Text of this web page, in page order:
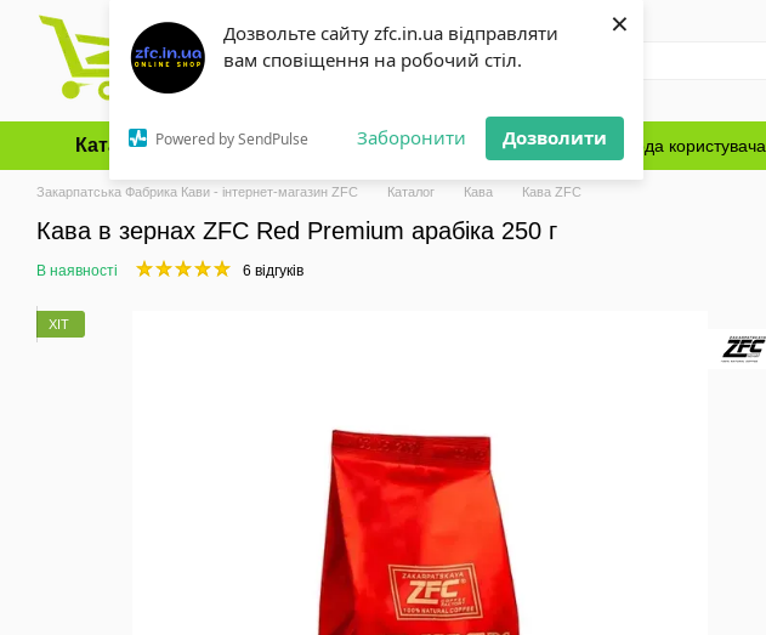
Дозвольте сайту zfc.in.ua відправляти
вам сповіщення на робочий стіл.
Powered by SendPulse Заборонити Дозволити
×
Перейти до основного контенту
Каталог Оплата і доставка Обмін та повернення Блог Угода користувача
Закарпатська Фабрика Кави - інтернет-магазин ZFC Каталог Кава Кава ZFC
Кава в зернах ZFC Red Premium арабіка 250 г
В наявності 6 відгуків
ХІТ